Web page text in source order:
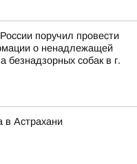
поручил провести
о ненадлежащей
безнадзорных собак в г.
в Астрахани